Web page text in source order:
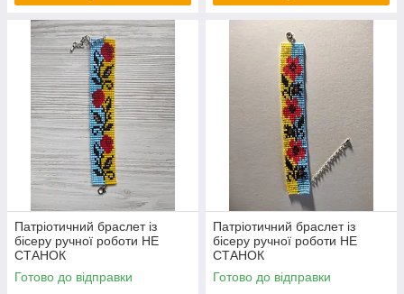
Патріотичний браслет із
бісеру ручної роботи НЕ
СТАНОК
Готово до відправки
Патріотичний браслет із
бісеру ручної роботи НЕ
СТАНОК
Готово до відправки